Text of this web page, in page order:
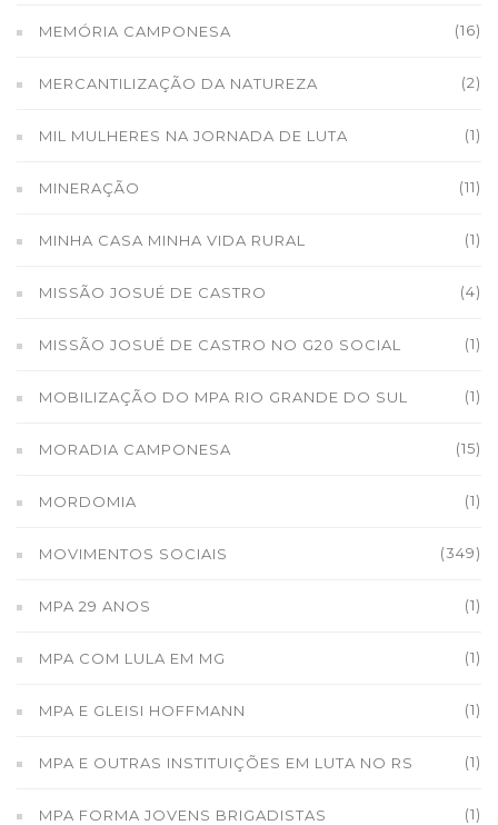
MEMÓRIA CAMPONESA (16)
MERCANTILIZAÇÃO DA NATUREZA (2)
MIL MULHERES NA JORNADA DE LUTA (1)
MINERAÇÃO (11)
MINHA CASA MINHA VIDA RURAL (1)
MISSÃO JOSUÉ DE CASTRO (4)
MISSÃO JOSUÉ DE CASTRO NO G20 SOCIAL (1)
MOBILIZAÇÃO DO MPA RIO GRANDE DO SUL (1)
MORADIA CAMPONESA (15)
MORDOMIA (1)
MOVIMENTOS SOCIAIS (349)
MPA 29 ANOS (1)
MPA COM LULA EM MG (1)
MPA E GLEISI HOFFMANN (1)
MPA E OUTRAS INSTITUIÇÕES EM LUTA NO RS (1)
MPA FORMA JOVENS BRIGADISTAS (1)